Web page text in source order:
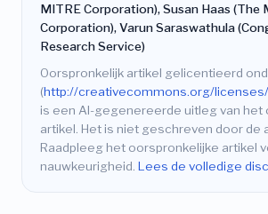
MITRE Corporation), Susan Haas (The
Corporation), Varun Saraswathula
Research Service)
Oorspronkelijk artikel gelicentieerd
(http://creativecommons.org/
is een AI-gegenereerde uitleg van het
artikel. Het is niet geschreven door de
Raadpleeg het oorspronkelijke artikel
nauwkeurigheid. Lees de volledige